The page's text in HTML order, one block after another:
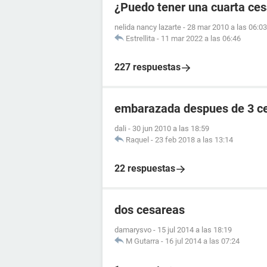
¿Puedo tener una cuarta
nelida nancy lazarte - 28 mar 2010 a las 06:03
Estrellita - 11 mar 2022 a las 06:46
227 respuestas
embarazada despues de 3
dali - 30 jun 2010 a las 18:59
Raquel - 23 feb 2018 a las 13:14
22 respuestas
dos cesareas
damarysvo - 15 jul 2014 a las 18:19
M Gutarra - 16 jul 2014 a las 07:24